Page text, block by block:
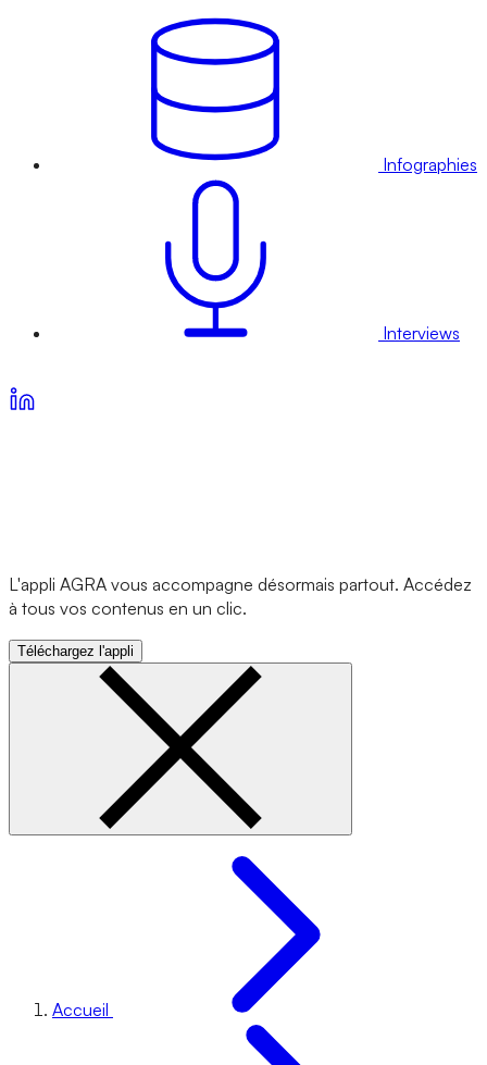
Infographies
Interviews
L'appli AGRA vous accompagne désormais partout. Accédez
à tous vos contenus en un clic.
Téléchargez l'appli
Accueil